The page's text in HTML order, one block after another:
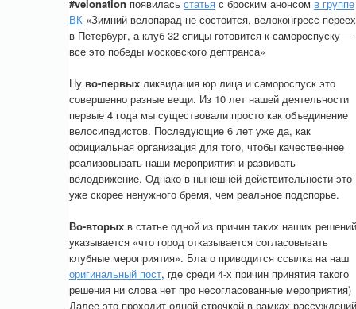
#velonation появилась статья с броским анонсом в группе
ВК «Зимний велопарад не состоится, велоконгресс
в Петербург, а клуб 32 спицы готовится к самороспуску —
все это победы московского дептранса»
Ну во-первых ликвидация юр лица и самороспуск это
совершенно разные вещи. Из 10 лет нашей деятельности
первые 4 года мы существовали просто как объединение
велосипедистов. Последующие 6 лет уже да, как
официальная организация для того, чтобы качественнее
реализовывать наши мероприятия и развивать
велодвижение. Однако в нынешней действительности это
уже скорее ненужного бремя, чем реальное подспорье.
Во-вторых в статье одной из причин таких наших решений
указывается «что город отказывается согласовывать
клубные мероприятия». Благо приводится ссылка на наш
оригинальный пост, где среди 4-х причин принятия такого
решения ни слова нет про несогласованные мероприятия)
Далее это проходит одной строчкой в рамках